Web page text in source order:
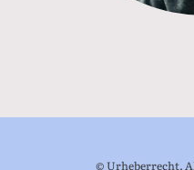
© Urheberrecht.